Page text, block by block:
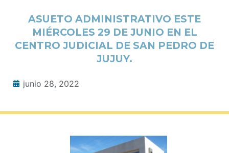
ASUETO ADMINISTRATIVO ESTE
MIÉRCOLES 29 DE JUNIO EN EL
CENTRO JUDICIAL DE SAN PEDRO DE
JUJUY.
junio 28, 2022